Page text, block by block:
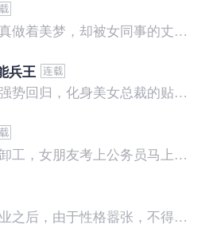
秦书凯抱着女同事的腰真做着美梦，却被女同事的丈夫发现，解释说是正常工作......被打击报复，得到漂亮女邻居的帮助，从此不断高升……
兵王
为了男人的承诺，萧晨强势回归，化身美女总裁的贴身保镖，横扫八方之敌，谱写王者传奇！
一个没有人事关系的装卸工，女朋友考上公务员马上抛弃了他，却是没有想到他也考上了公务员，奇迹般成为高官……
身世神秘的刘飞大学毕业之后，由于性格嚣张，不得不一而再再而三的面临着重重危机，受到了来自各方面的全方位打压